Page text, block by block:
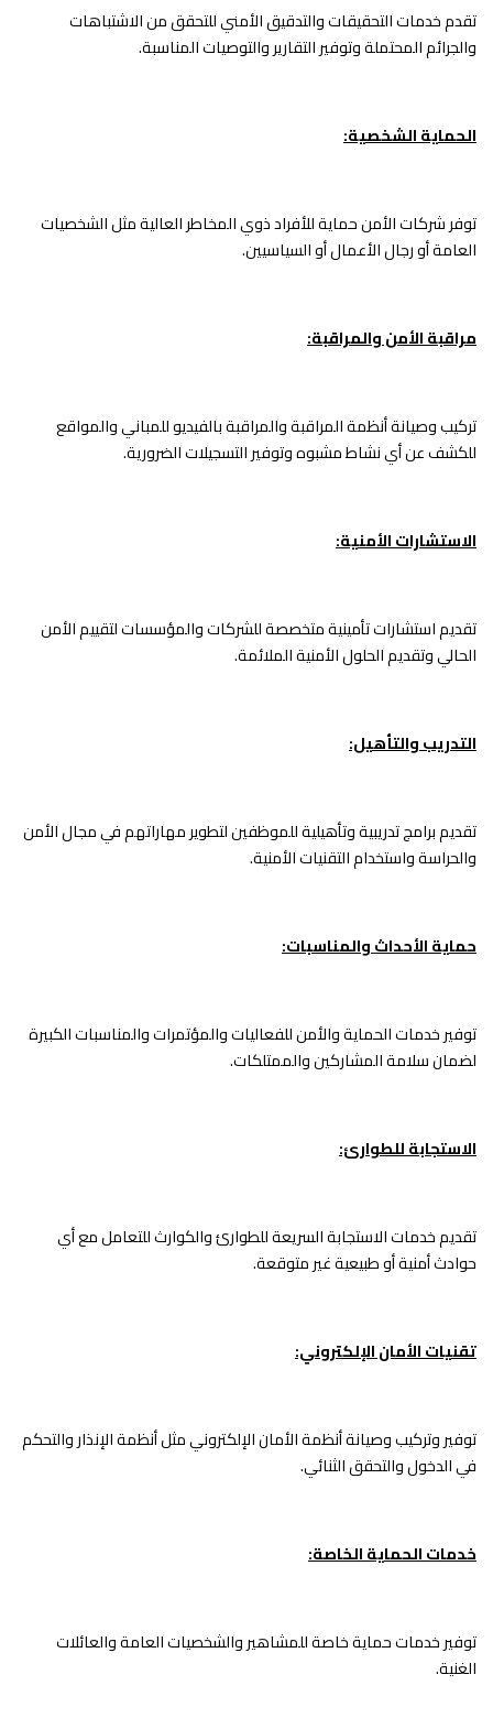
تقدم خدمات التحقيقات والتدقيق الأمني للتحقق من الاشتباهات
والجرائم المحتملة وتوفير التقارير والتوصيات المناسبة.
الحماية الشخصية:
توفر شركات الأمن حماية للأفراد ذوي المخاطر العالية مثل الشخصيات
العامة أو رجال الأعمال أو السياسيين.
مراقبة الأمن والمراقبة:
تركيب وصيانة أنظمة المراقبة والمراقبة بالفيديو للمباني والمواقع
للكشف عن أي نشاط مشبوه وتوفير التسجيلات الضرورية.
الاستشارات الأمنية:
تقديم استشارات تأمينية متخصصة للشركات والمؤسسات لتقييم الأمن
الحالي وتقديم الحلول الأمنية الملائمة.
التدريب والتأهيل:
تقديم برامج تدريبية وتأهيلية للموظفين لتطوير مهاراتهم في مجال الأمن
والحراسة واستخدام التقنيات الأمنية.
حماية الأحداث والمناسبات:
توفير خدمات الحماية والأمن للفعاليات والمؤتمرات والمناسبات الكبيرة
لضمان سلامة المشاركين والممتلكات.
الاستجابة للطوارئ:
تقديم خدمات الاستجابة السريعة للطوارئ والكوارث للتعامل مع أي
حوادث أمنية أو طبيعية غير متوقعة.
تقنيات الأمان الإلكتروني:
توفير وتركيب وصيانة أنظمة الأمان الإلكتروني مثل أنظمة الإنذار والتحكم
في الدخول والتحقق الثنائي.
خدمات الحماية الخاصة:
توفير خدمات حماية خاصة للمشاهير والشخصيات العامة والعائلات
الغنية.